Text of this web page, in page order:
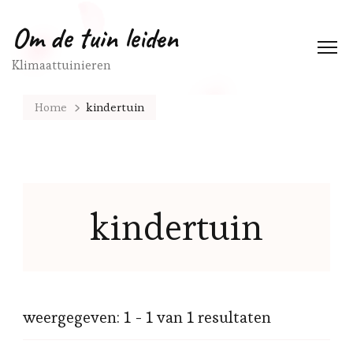
Om de tuin leiden
Klimaattuinieren
Home kindertuin
kindertuin
weergegeven: 1 - 1 van 1 resultaten